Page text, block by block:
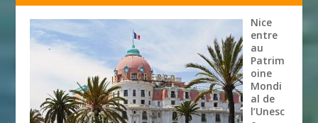
Nice
entre
au
Patrim
oine
Mondi
al de
l’Unesc